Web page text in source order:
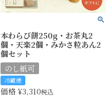
本わらび餅250g・お茶丸2
個・天楽2個・みかさ粒あん2
個セット
のし紙可
冷蔵便
価格¥3,310税込